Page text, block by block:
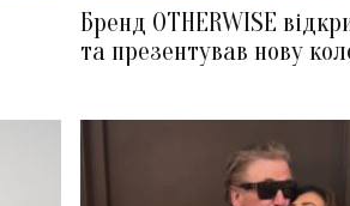
Бренд OTHERWISE
та презентував нову